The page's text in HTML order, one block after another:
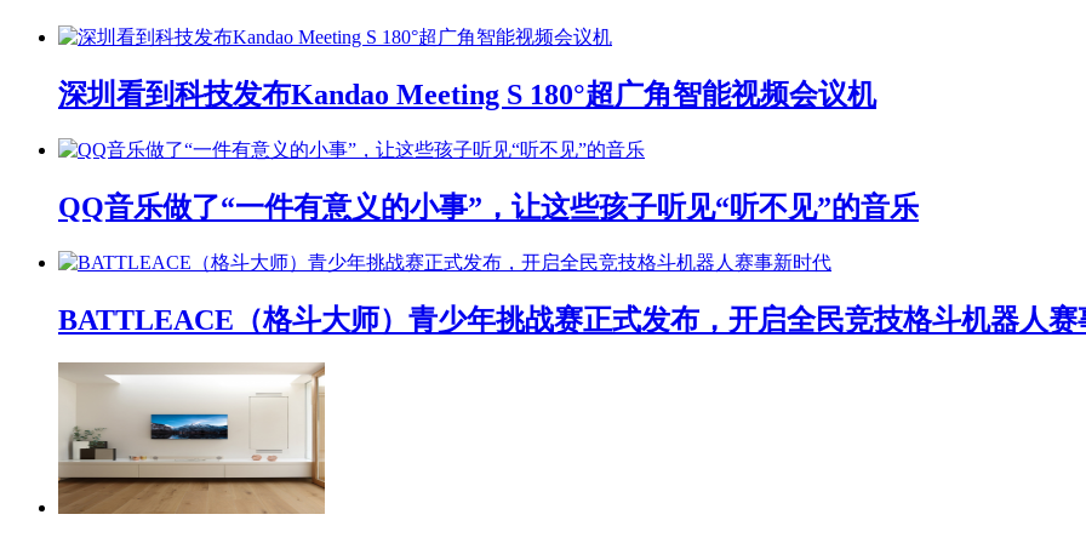
深圳看到科技发布Kandao Meeting S 180°超广角智能视频会议机
QQ音乐做了“一件有意义的小事”，让这些孩子听见“听不见”的音乐
BATTLEACE（格斗大师）青少年挑战赛正式发布，开启全民竞技格斗机器人赛